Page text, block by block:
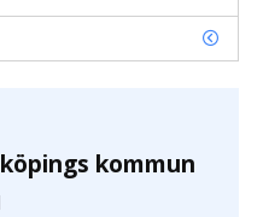
kommun